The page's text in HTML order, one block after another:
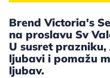
Brend Victoria's
na proslavu Sv
U susret
ljubavi i pomažu
ljubav.